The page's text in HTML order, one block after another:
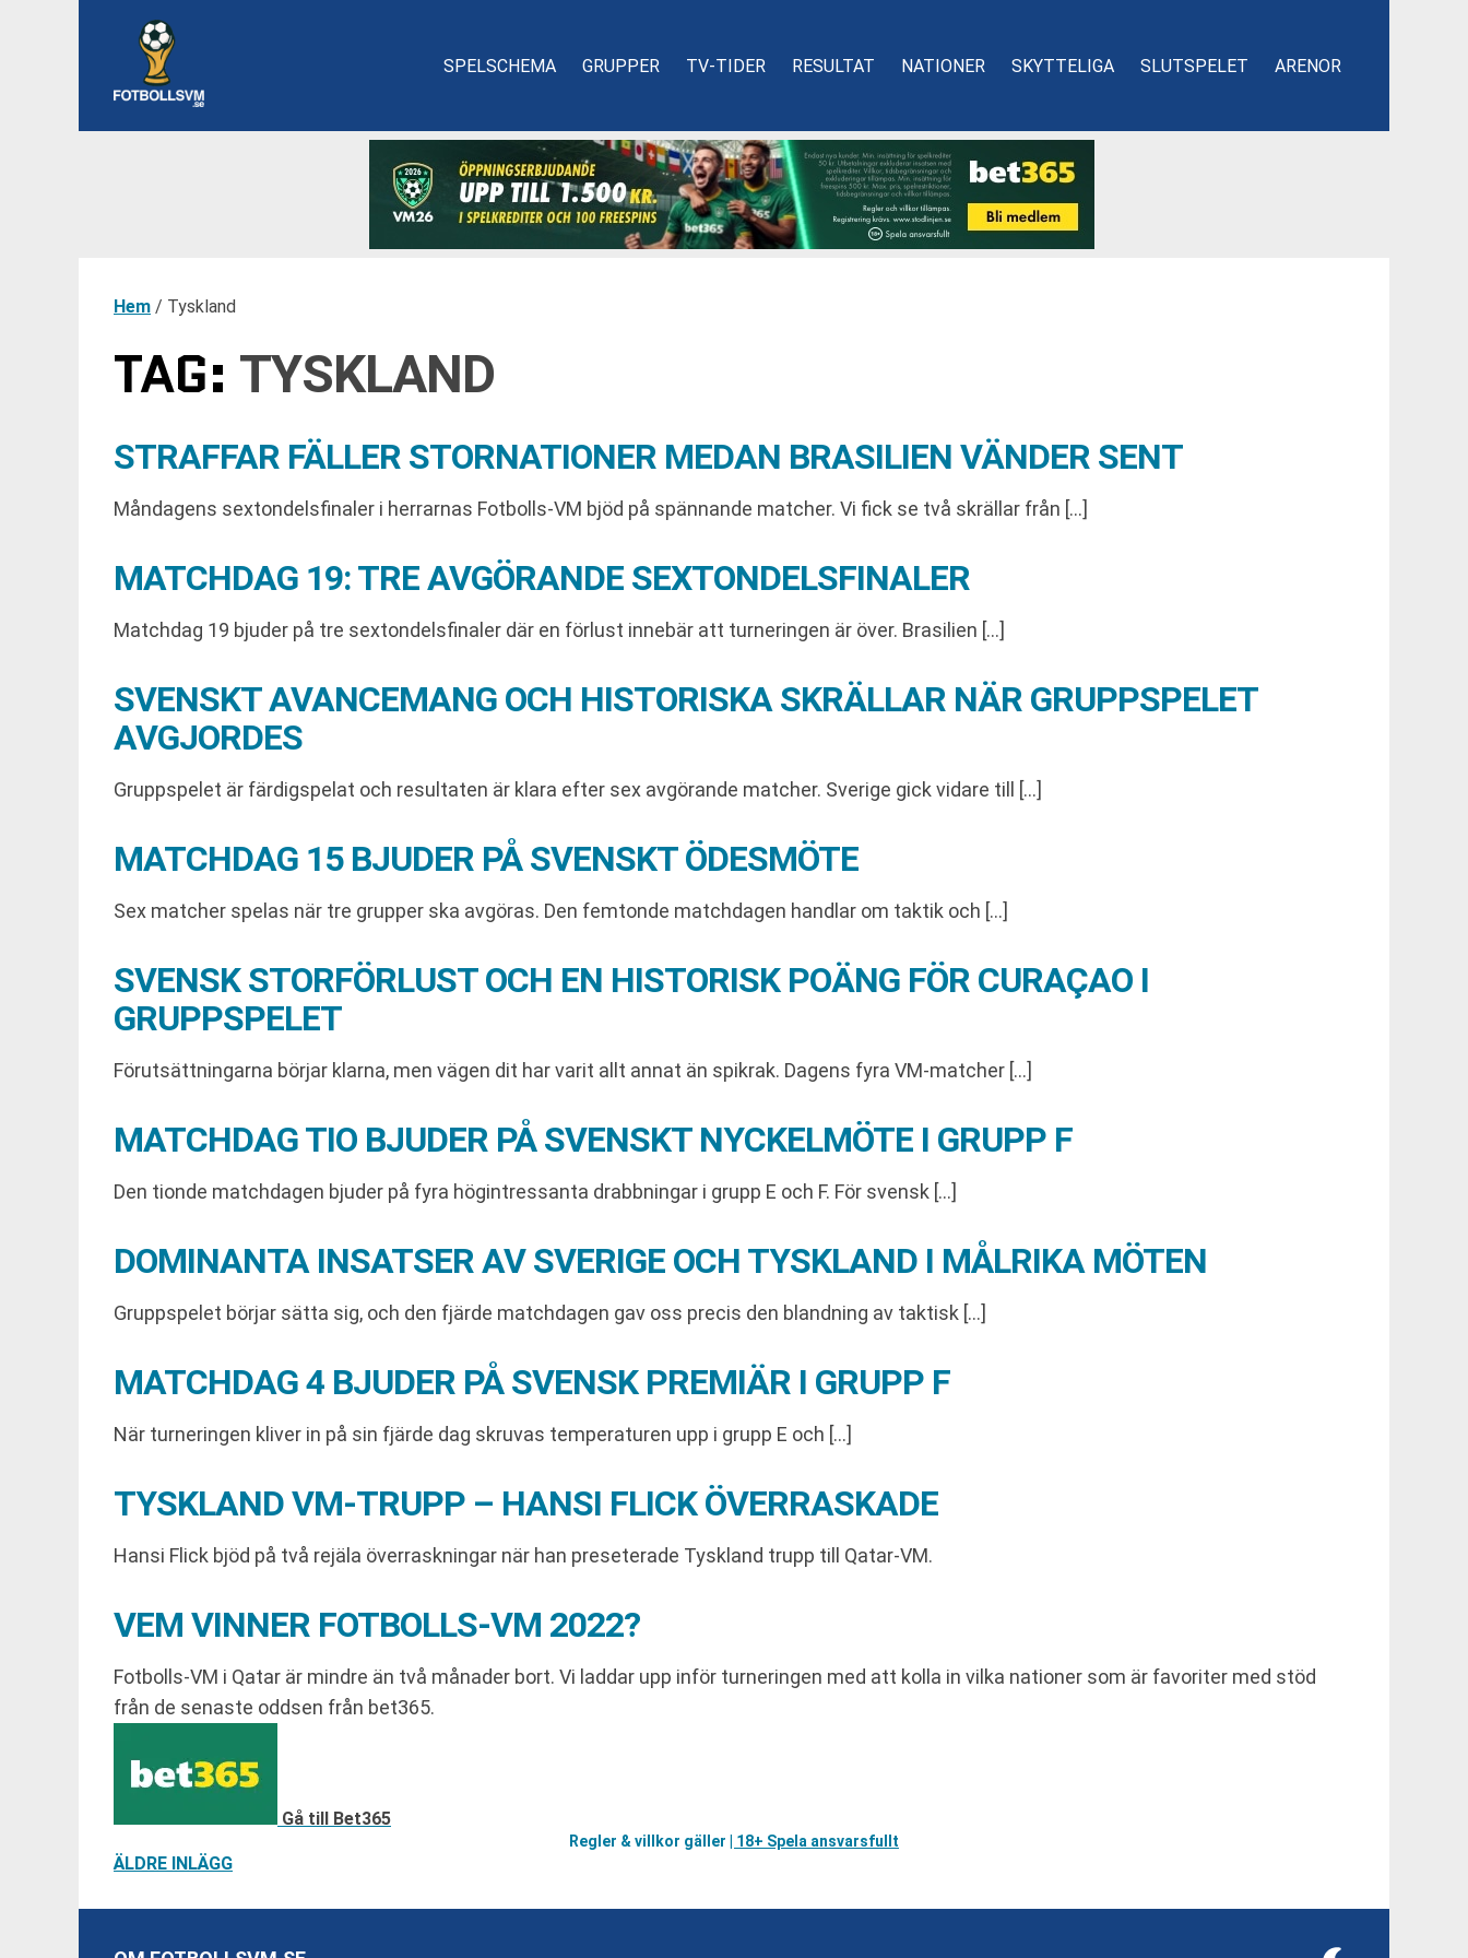
SPELSCHEMA GRUPPER TV-TIDER RESULTAT NATIONER SKYTTELIGA SLUTSPELET ARENOR
Hem / Tyskland
TAG: TYSKLAND
STRAFFAR FÄLLER STORNATIONER MEDAN BRASILIEN VÄNDER SENT
Måndagens sextondelsfinaler i herrarnas Fotbolls-VM bjöd på spännande matcher. Vi fick se två skrällar från […]
MATCHDAG 19: TRE AVGÖRANDE SEXTONDELSFINALER
Matchdag 19 bjuder på tre sextondelsfinaler där en förlust innebär att turneringen är över. Brasilien […]
SVENSKT AVANCEMANG OCH HISTORISKA SKRÄLLAR NÄR GRUPPSPELET
AVGJORDES
Gruppspelet är färdigspelat och resultaten är klara efter sex avgörande matcher. Sverige gick vidare till […]
MATCHDAG 15 BJUDER PÅ SVENSKT ÖDESMÖTE
Sex matcher spelas när tre grupper ska avgöras. Den femtonde matchdagen handlar om taktik och […]
SVENSK STORFÖRLUST OCH EN HISTORISK POÄNG FÖR CURAÇAO I
GRUPPSPELET
Förutsättningarna börjar klarna, men vägen dit har varit allt annat än spikrak. Dagens fyra VM-matcher […]
MATCHDAG TIO BJUDER PÅ SVENSKT NYCKELMÖTE I GRUPP F
Den tionde matchdagen bjuder på fyra högintressanta drabbningar i grupp E och F. För svensk […]
DOMINANTA INSATSER AV SVERIGE OCH TYSKLAND I MÅLRIKA MÖTEN
Gruppspelet börjar sätta sig, och den fjärde matchdagen gav oss precis den blandning av taktisk […]
MATCHDAG 4 BJUDER PÅ SVENSK PREMIÄR I GRUPP F
När turneringen kliver in på sin fjärde dag skruvas temperaturen upp i grupp E och […]
TYSKLAND VM-TRUPP – HANSI FLICK ÖVERRASKADE
Hansi Flick bjöd på två rejäla överraskningar när han preseterade Tyskland trupp till Qatar-VM.
VEM VINNER FOTBOLLS-VM 2022?
Fotbolls-VM i Qatar är mindre än två månader bort. Vi laddar upp inför turneringen med att kolla in vilka nationer som är favoriter med stöd
från de senaste oddsen från bet365.
Gå till Bet365
Regler & villkor gäller | 18+ Spela ansvarsfullt
INLÄGGSNAVIGERING
ÄLDRE INLÄGG